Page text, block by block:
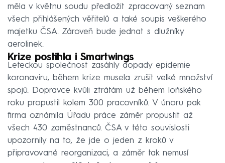
měla v květnu soudu předložit zpracovaný seznam
všech přihlášených věřitelů a také soupis veškerého
majetku ČSA. Zároveň bude jednat s dlužníky
aerolinek.
Krize postihla i Smartwings
Leteckou společnost zasáhly dopady epidemie
koronaviru, během krize musela zrušit velké množství
spojů. Dopravce kvůli ztrátám už během loňského
roku propustil kolem 300 pracovníků. V únoru pak
firma oznámila Úřadu práce záměr propustit až
všech 430 zaměstnanců. ČSA v této souvislosti
upozornily na to, že jde o jeden z kroků v
připravované reorganizaci, a záměr tak nemusí